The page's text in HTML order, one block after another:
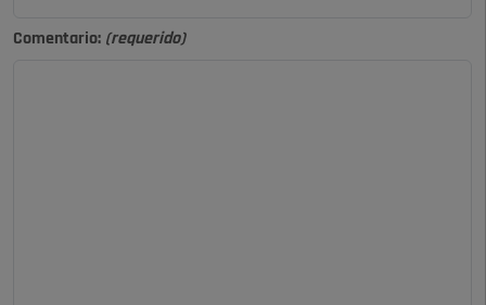
Comentario: (requerido)